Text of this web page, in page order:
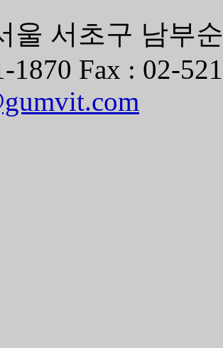
울 서초구 남부
1870 Fax : 02-